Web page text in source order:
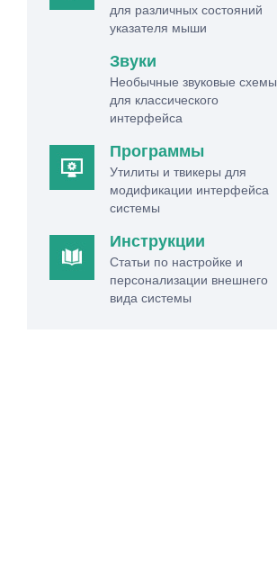
для различных состояний
указателя мыши
Звуки
Необычные звуковые схемы
для классического
интерфейса
Программы
Утилиты и твикеры для
модификации интерфейса
системы
Инструкции
Статьи по настройке и
персонализации внешнего
вида системы